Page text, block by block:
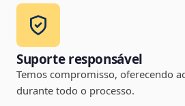
Suporte responsável
Temos compromisso, oferecendo
durante todo o processo.